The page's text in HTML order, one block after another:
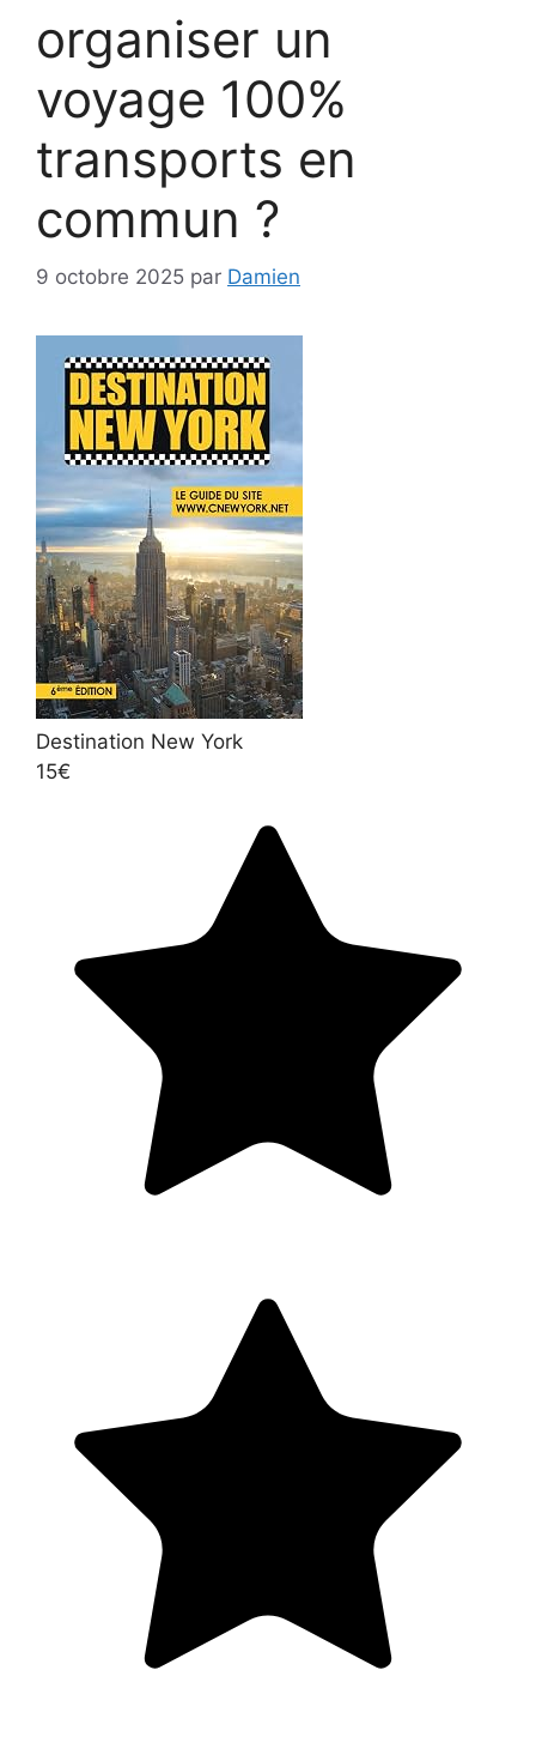
organiser un
voyage 100%
transports en
commun ?
9 octobre 2025 par Damien
Destination New York
15€